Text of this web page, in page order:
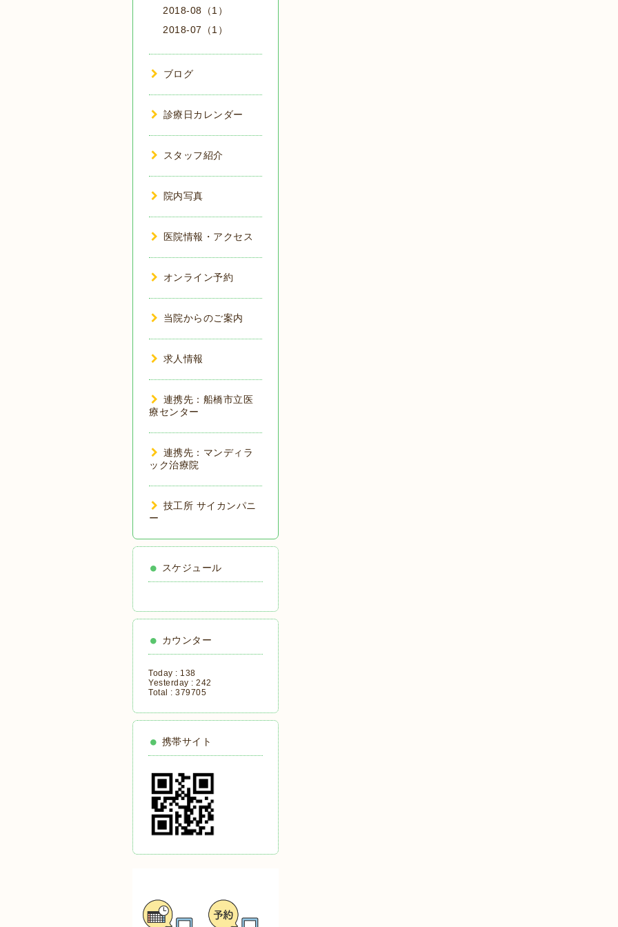
2018-08（1）
2018-07（1）
ブログ
診療日カレンダー
スタッフ紹介
院内写真
医院情報・アクセス
オンライン予約
当院からのご案内
求人情報
連携先：船橋市立医
療センター
連携先：マンディラ
ック治療院
技工所 サイカンパニ
ー
スケジュール
カウンター
Today : 138
Yesterday : 242
Total : 379705
携帯サイト